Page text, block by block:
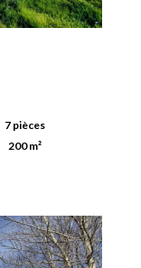
7 pièces
200 m²